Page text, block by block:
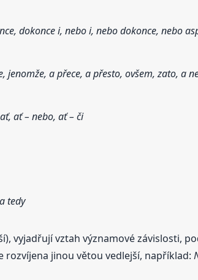
dokonce i, nebo i, nebo dokonce, nebo
jenomže, a přece, a přesto, ovšem, zato, a
ať – nebo, ať – či
tedy
vyjadřují vztah významové závislosti,
rozvíjena jinou větou vedlejší, například: